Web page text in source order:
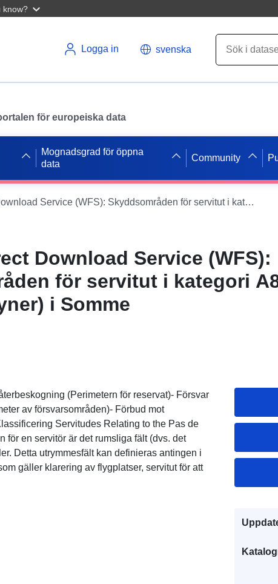
know?
Logga in svenska
för europeiska data
Mognadsgrad för öppna
data
Community
Dataset Direct Download Service (WFS): Skyddsområden för servitut i kategori A8 (Trä, skog och sanddyner) i Somme
Download Service (WFS):
för servitut i kategori
i Somme
(Perimetern för reservat)- Försvar
av försvarsområden)- Förbud mot
Servitudes Relating to the Pas de
för en servitör är det rumsliga fält (dvs. det
Detta utrymmesfält kan definieras antingen i
gäller klarering av flygplatser, servitut för att